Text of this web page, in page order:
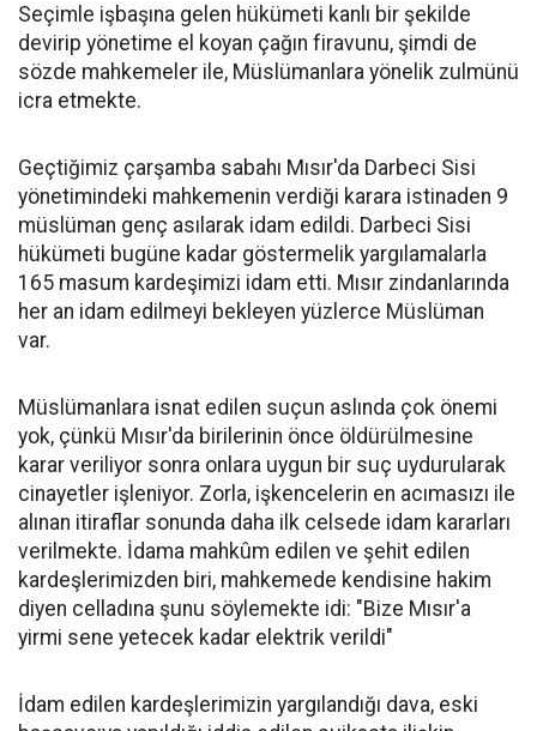
Seçimle işbaşına gelen hükümeti kanlı bir şekilde
devirip yönetime el koyan çağın firavunu, şimdi de
sözde mahkemeler ile, Müslümanlara yönelik zulmünü
icra etmekte.
Geçtiğimiz çarşamba sabahı Mısır'da Darbeci Sisi
yönetimindeki mahkemenin verdiği karara istinaden 9
müslüman genç asılarak idam edildi. Darbeci Sisi
hükümeti bugüne kadar göstermelik yargılamalarla
165 masum kardeşimizi idam etti. Mısır zindanlarında
her an idam edilmeyi bekleyen yüzlerce Müslüman
var.
Müslümanlara isnat edilen suçun aslında çok önemi
yok, çünkü Mısır'da birilerinin önce öldürülmesine
karar veriliyor sonra onlara uygun bir suç uydurularak
cinayetler işleniyor. Zorla, işkencelerin en acımasızı ile
alınan itiraflar sonunda daha ilk celsede idam kararları
verilmekte. İdama mahkûm edilen ve şehit edilen
kardeşlerimizden biri, mahkemede kendisine hakim
diyen celladına şunu söylemekte idi: "Bize Mısır'a
yirmi sene yetecek kadar elektrik verildi"
İdam edilen kardeşlerimizin yargılandığı dava, eski